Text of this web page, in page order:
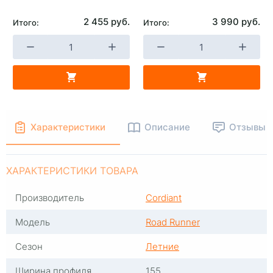
Итого: 2 455 руб. Итого: 3 990 руб.
-
Характеристики Описание Отзывы
ХАРАКТЕРИСТИКИ ТОВАРА
Производитель
Cordiant
Модель
Road Runner
Сезон
Летние
Ширина профиля
155